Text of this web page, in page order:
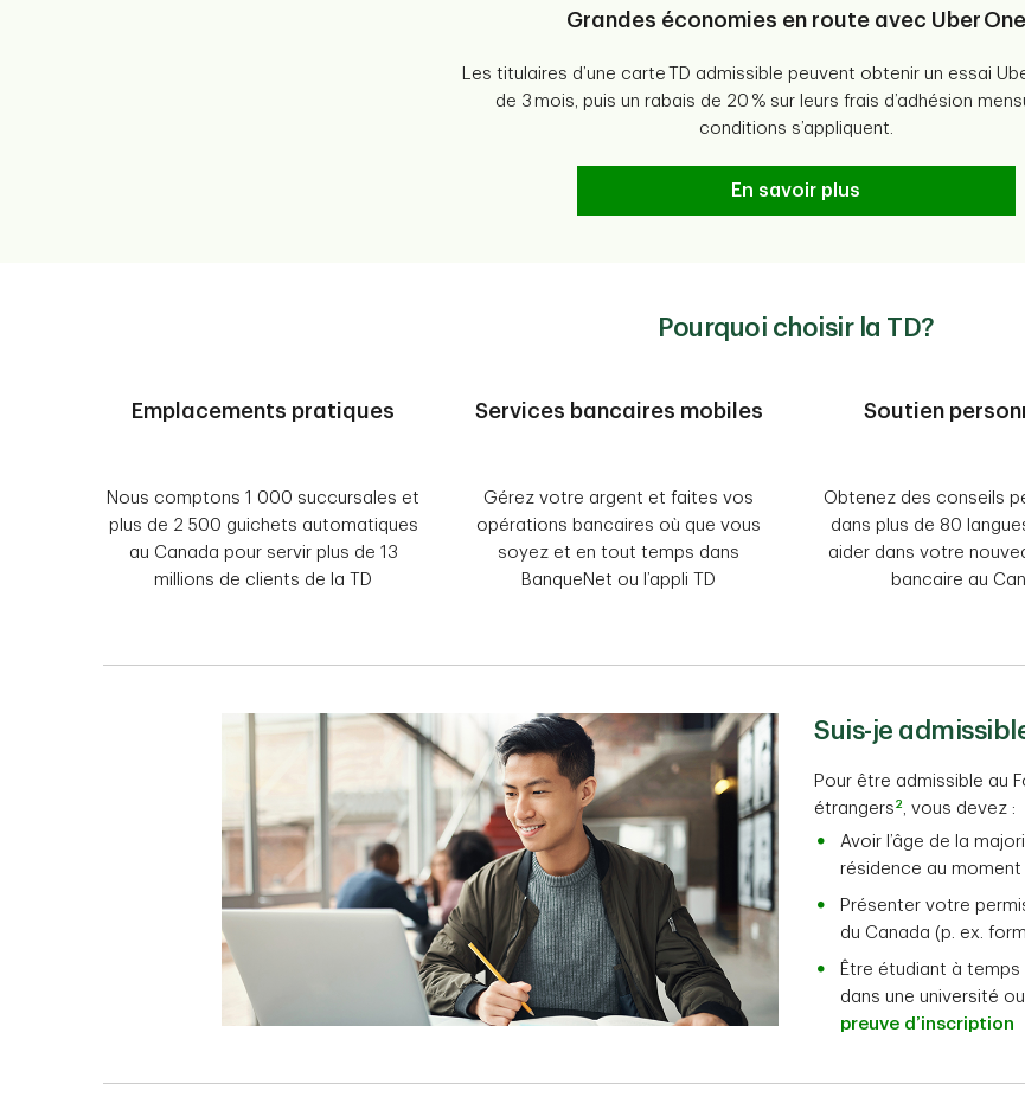
Grandes économies en route avec Uber One
Les titulaires d’une carte TD admissible peuvent obtenir un essai
de 3 mois, puis un rabais de 20 % sur leurs frais d’adhésion
conditions s’appliquent.
En savoir plus
Pourquoi choisir la TD?
Emplacements pratiques
Nous comptons 1 000 succursales et
plus de 2 500 guichets automatiques
au Canada pour servir plus de 13
millions de clients de la TD
Services bancaires mobiles
Gérez votre argent et faites vos
opérations bancaires où que vous
soyez et en tout temps dans
BanqueNet ou l’appli TD
Soutien
Obtenez des conseils
dans plus de 80
aider dans votre
bancaire au
Suis-je
Pour être admissible au
étrangers 2 , vous devez :
Avoir l’âge de la
résidence au
Présenter votre
du Canada (p. ex.
Être étudiant à
dans une université
preuve d’inscription